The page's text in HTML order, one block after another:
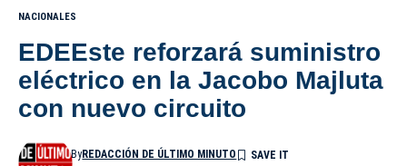
NACIONALES
EDEEste reforzará suministro
eléctrico en la Jacobo Majluta
con nuevo circuito
ByREDACCIÓN DE ÚLTIMO MINUTO